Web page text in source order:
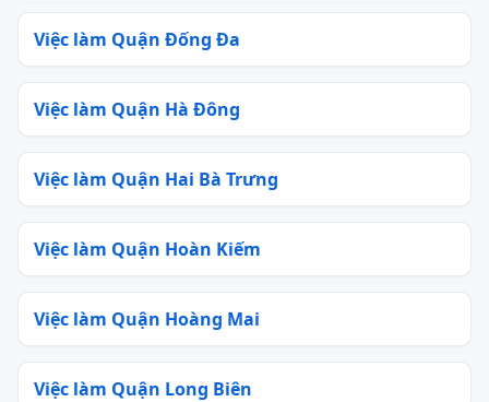
Việc làm Quận Đống Đa
Việc làm Quận Hà Đông
Việc làm Quận Hai Bà Trưng
Việc làm Quận Hoàn Kiếm
Việc làm Quận Hoàng Mai
Việc làm Quận Long Biên